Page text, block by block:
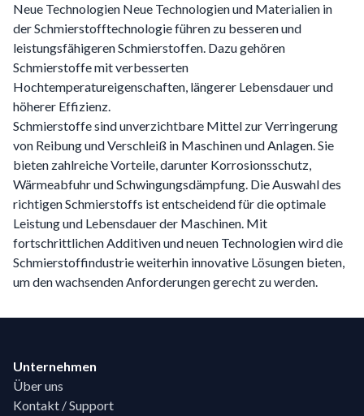
Neue Technologien Neue Technologien und Materialien in
der Schmierstofftechnologie führen zu besseren und
leistungsfähigeren Schmierstoffen. Dazu gehören
Schmierstoffe mit verbesserten
Hochtemperatureigenschaften, längerer Lebensdauer und
höherer Effizienz.
Schmierstoffe sind unverzichtbare Mittel zur Verringerung
von Reibung und Verschleiß in Maschinen und Anlagen. Sie
bieten zahlreiche Vorteile, darunter Korrosionsschutz,
Wärmeabfuhr und Schwingungsdämpfung. Die Auswahl des
richtigen Schmierstoffs ist entscheidend für die optimale
Leistung und Lebensdauer der Maschinen. Mit
fortschrittlichen Additiven und neuen Technologien wird die
Schmierstoffindustrie weiterhin innovative Lösungen bieten,
um den wachsenden Anforderungen gerecht zu werden.
Unternehmen
Über uns
Kontakt / Support